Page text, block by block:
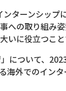
ターンシッ
への取り組み
いに役立つこと
について、
外でのインタ